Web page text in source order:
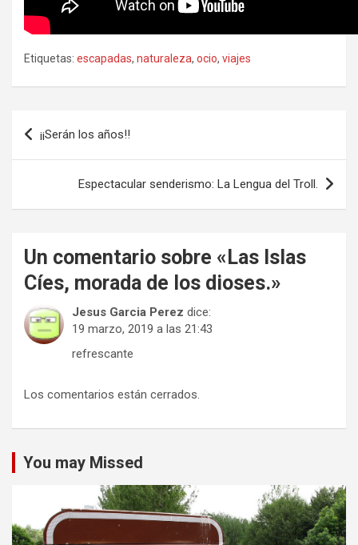
Etiquetas: escapadas, naturaleza, ocio, viajes
Navegación
de
entradas
¡¡Serán los años!!
Espectacular senderismo: La Lengua del Troll.
Un comentario sobre « Las Islas
Cíes, morada de los dioses.»
Jesus Garcia Perez dice:
19 marzo, 2019 a las 21:43
refrescante
Los comentarios están cerrados.
You may Missed